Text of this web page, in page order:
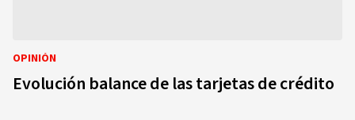
OPINIÓN
Evolución balance de las tarjetas de crédito